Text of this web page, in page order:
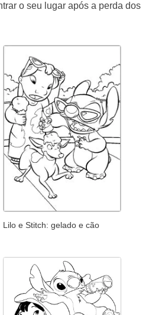
o seu lugar após a perda dos
Lilo e Stitch: gelado e cão